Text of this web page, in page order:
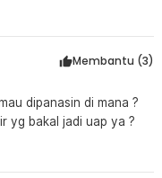
Membantu (3)
dipanasin di mana ?
yg bakal jadi uap ya ?